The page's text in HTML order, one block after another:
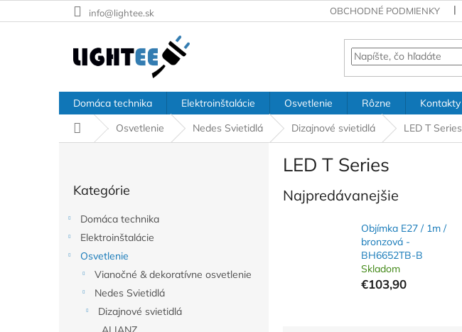
na
info@lightee.sk OBCHODNÉ PODMIENKY
Domáca technika Elektroinštalácie Osvetlenie Rôzne
Kontakty
DomovOsvetlenie Nedes Svietidlá Dizajnové svietidlá LED T Series
kategórie
Kategórie
Domáca technika
Elektroinštalácie
Osvetlenie
Vianočné & dekoratívne osvetlenie
Nedes Svietidlá
Dizajnové svietidlá
LED T Series
Najpredávanejšie
Objímka E27 / 1m /
bronzová -
BH6652TB-B
Skladom
€103,90